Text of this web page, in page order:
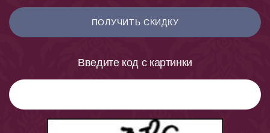
ПОЛУЧИТЬ СКИДКУ
Введите код с картинки